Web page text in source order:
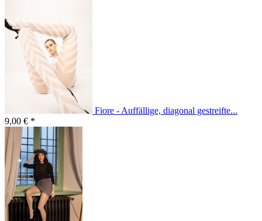
Fiore - Auffällige, diagonal gestreifte...
9,00 € *